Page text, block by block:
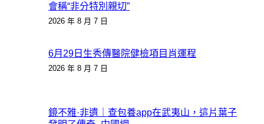
會稱“非分特別親切”
2026 年 8 月 7 日
6月29日生秀傳醫院健檢項目肖運程
2026 年 8 月 7 日
鏡不雅·非遺｜查包養app在武夷山，這片葉子